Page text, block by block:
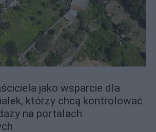
jako wsparcie dla
którzy chcą kontrolować
na portalach